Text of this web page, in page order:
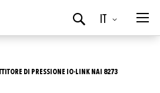
Lingua
IT
Ricerca
DI PRESSIONE IO-LINK NAI 8273